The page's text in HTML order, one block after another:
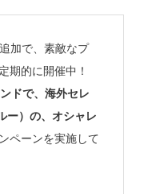
加で、素敵なプ
期的に開催中！
ドで、海外セレ
ー）の、オシャレ
ペーンを実施して